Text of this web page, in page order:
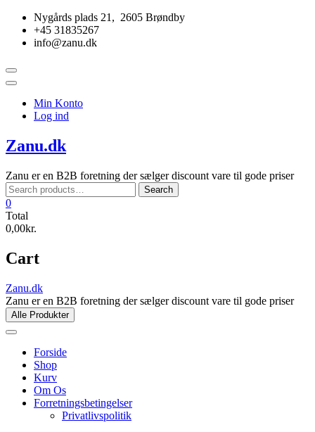
Skip
content
Nygårds plads 21, 2605 Brøndby
+45 31835267
info@zanu.dk
Topbar
Menu
Min Konto
Log ind
Zanu.dk
Zanu er en B2B foretning der sælger discount vare til gode priser
Search
for:
Search
0
Total
0,00kr.
Cart
Zanu.dk
Zanu er en B2B foretning der sælger discount vare til gode priser
Alle Produkter
Forside
Shop
Kurv
Om Os
Forretningsbetingelser
Privatlivspolitik